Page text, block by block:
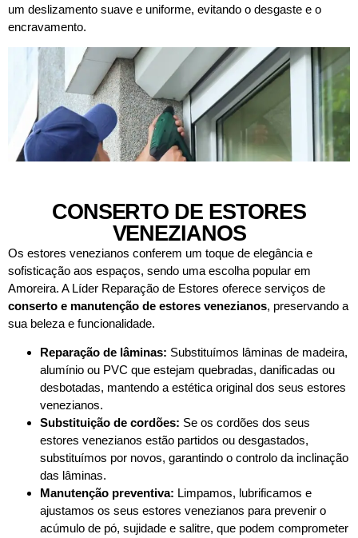
um deslizamento suave e uniforme, evitando o desgaste e o
encravamento.
CONSERTO DE ESTORES
VENEZIANOS
Os estores venezianos conferem um toque de elegância e
sofisticação aos espaços, sendo uma escolha popular em
Amoreira. A Líder Reparação de Estores oferece serviços de
conserto e manutenção de estores venezianos, preservando a
sua beleza e funcionalidade.
Reparação de lâminas: Substituímos lâminas de madeira,
alumínio ou PVC que estejam quebradas, danificadas ou
desbotadas, mantendo a estética original dos seus estores
venezianos.
Substituição de cordões: Se os cordões dos seus
estores venezianos estão partidos ou desgastados,
substituímos por novos, garantindo o controlo da inclinação
das lâminas.
Manutenção preventiva: Limpamos, lubrificamos e
ajustamos os seus estores venezianos para prevenir o
acúmulo de pó, sujidade e salitre, que podem comprometer